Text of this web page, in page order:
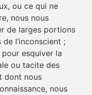
ou ce qui ne
nous nous
de larges portions
l’inconscient ;
esquiver la
ou tacite des
dont nous
nous